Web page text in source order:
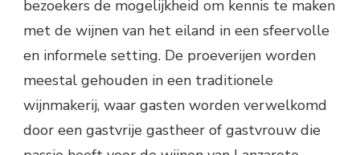
bezoekers de mogelijkheid om kennis te maken
met de wijnen van het eiland in een sfeervolle
en informele setting. De proeverijen worden
meestal gehouden in een traditionele
wijnmakerij, waar gasten worden verwelkomd
door een gastvrije gastheer of gastvrouw die